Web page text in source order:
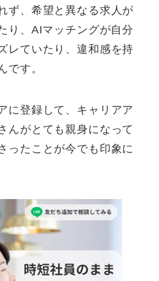
ず、希望と異なる求人が
り、AIマッチングが自分
レていたり、違和感を持
です。
に登録して、キャリアア
んがとても親身になって
ったことが今でも印象に